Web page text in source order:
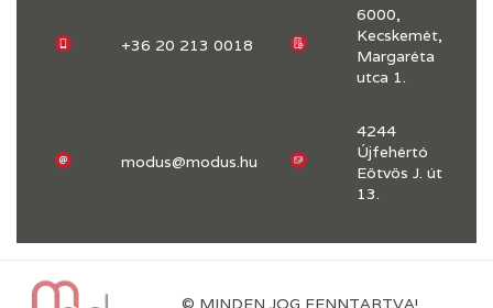
+36 20 213 0018
6000,
Kecskemét,
Margaréta
utca 1.
modus@modus.hu
4244
Újfehértó
Eötvös J. út
13.
© MINDEN JOG FENNTARTVA!